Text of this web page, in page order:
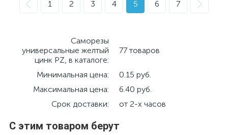
1 2 3 4 5 6 7
Саморезы
универсальные желтый
цинк PZ, в каталоге:
77 товаров
Минимальная цена:
0.15 руб.
Максимальная цена:
6.40 руб.
Срок доставки:
от 2-х часов
С этим товаром берут